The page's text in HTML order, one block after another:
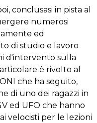
conclusasi in pista al
numerosi
ed
di studio e lavoro
d'intervento sulla
è rivolto al
che ha seguito,
di uno dei ragazzi in
ed UFO che hanno
velocisti per le lezioni